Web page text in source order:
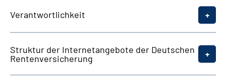
Erweiterte Suche
Verantwortlichkeit
Struktur der Internetangebote der Deutschen
Rentenversicherung